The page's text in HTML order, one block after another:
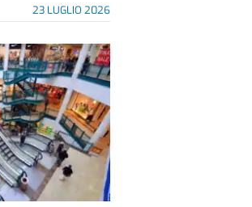
23 LUGLIO 2026